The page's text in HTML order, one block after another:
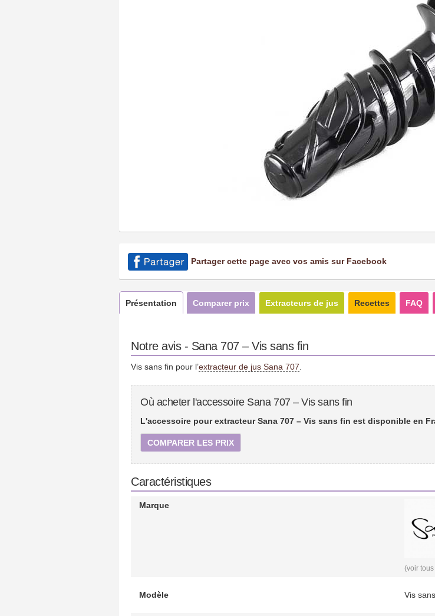
Partager cette page avec vos amis sur Facebook
Présentation Comparer prix Extracteurs de jus Recettes FAQ
Notre avis - Sana 707 – Vis sans fin
Vis sans fin pour l’extracteur de jus Sana 707
Où acheter l'accessoire Sana 707 – Vis sans fin
L'accessoire pour extracteur Sana 707 – Vis sans fin est disponible en
COMPARER LES PRIX
Caractéristiques
Marque
(voir
Modèle Vis